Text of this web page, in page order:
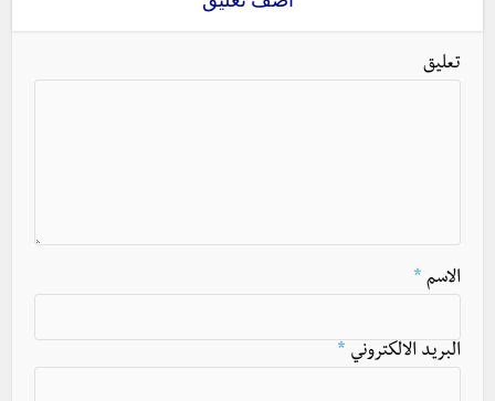
تعليق
الاسم *
البريد الالكتروني *